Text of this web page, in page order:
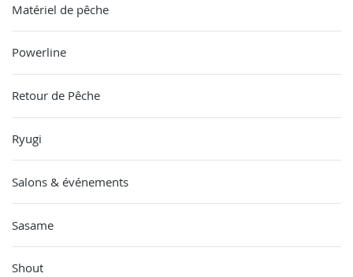
Matériel de pêche
Powerline
Retour de Pêche
Ryugi
Salons & événements
Sasame
Shout